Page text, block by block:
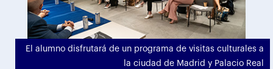
El alumno disfrutará de un programa de visitas culturales a
la ciudad de Madrid y Palacio Real